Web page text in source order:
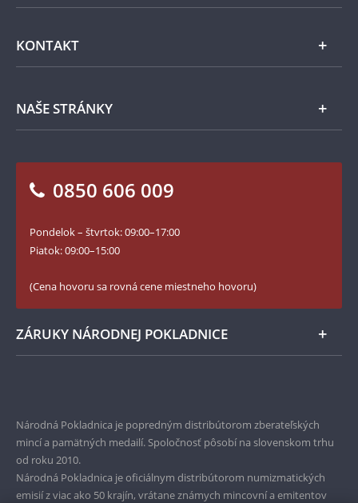
100. výročie vzniku Česko-Slovenska
Všeobecné obchodné podmienky
Ochrana osobných údajov
Numizmatické novinky
KONTAKT
NAŠE STRÁNKY
Blog Pokladnica mincí
Facebook Národnej Pokladnice
YouTube Národnej Pokladnice
0850 606 009
Pondelok – štvrtok: 09:00–17:00
Piatok: 09:00–15:00
(Cena hovoru sa rovná cene miestneho hovoru)
ZÁRUKY NÁRODNEJ POKLADNICE
Garancia najvyššej kvality
Iba originálne produkty
Národná Pokladnica je popredným distribútorom zberateľských
mincí a pamätných medailí. Spoločnosť pôsobí na slovenskom trhu
od roku 2010.
Národná Pokladnica je oficiálnym distribútorom numizmatických
emisií z viac ako 50 krajín, vrátane známych mincovní a emitentov